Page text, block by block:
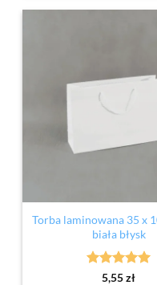
Torba laminowana 35 x
biała błysk
Rated5
5,55zł